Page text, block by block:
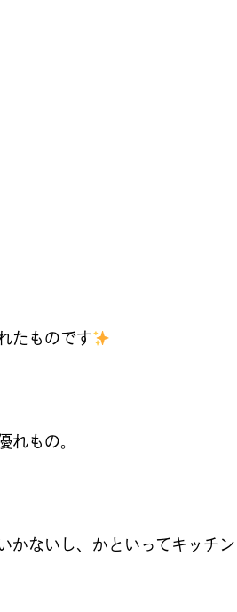
たものです
もの。
かないし、かといってキッチン